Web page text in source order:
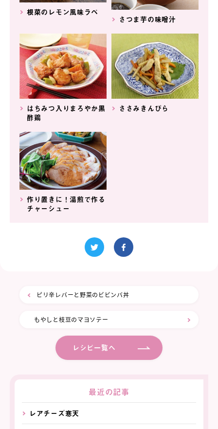
根菜のレモン風味ラペ
さつま芋の味噌汁
はちみつ入りまろやか黒
酢鶏
ささみきんぴら
作り置きに！湯煎で作る
チャーシュー
ピリ辛レバーと野菜のビビンバ丼
もやしと枝豆のマヨソテー
レシピ一覧へ
最近の記事
レアチーズ寒天